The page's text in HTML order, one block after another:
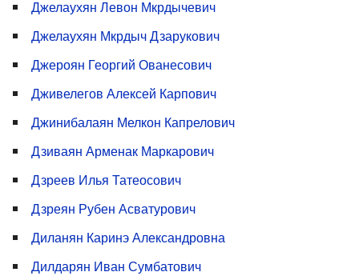
Джелаухян Левон Мкрдычевич
Джелаухян Мкрдыч Дзарукович
Джероян Георгий Ованесович
Дживелегов Алексей Карпович
Джинибалаян Мелкон Капрелович
Дзиваян Арменак Маркарович
Дзреев Илья Татеосович
Дзреян Рубен Асватурович
Диланян Каринэ Александровна
Дилдарян Иван Сумбатович